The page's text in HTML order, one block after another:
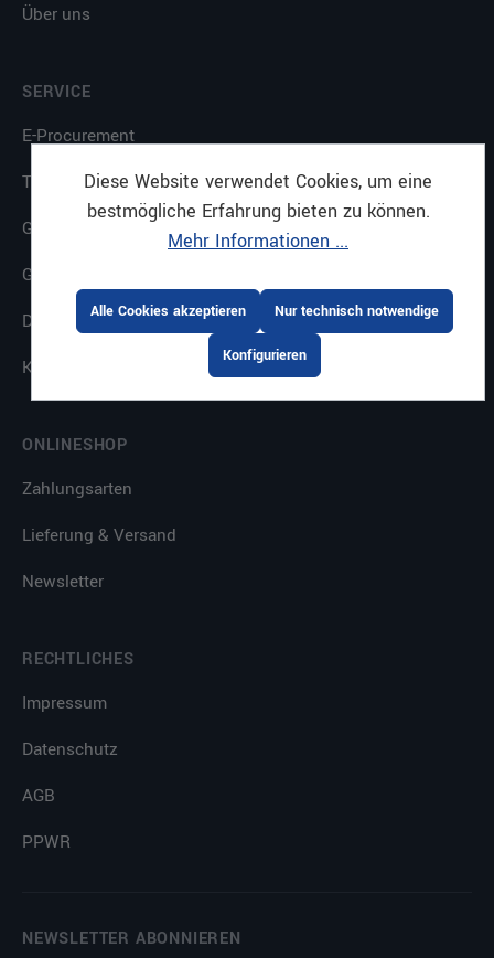
Über uns
SERVICE
E-Procurement
Themenkataloge
Gastrostore
Großküchenplanung
Downloads
Küche mit System
ONLINESHOP
Zahlungsarten
Lieferung & Versand
Newsletter
RECHTLICHES
Impressum
Datenschutz
AGB
PPWR
NEWSLETTER ABONNIEREN
Diese Website verwendet Cookies, um eine
bestmögliche Erfahrung bieten zu können.
Mehr Informationen ...
Nur technisch notwendige
Konfigurieren
Alle Cookies akzeptieren